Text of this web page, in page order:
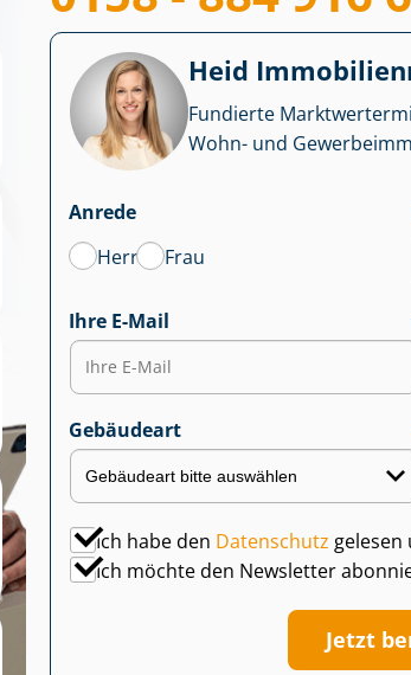
Heid
Fundierte
Wohn- und
Anrede
Herr
Frau
Ihre E-Mail
Gebäudeart
Ich habe den Datenschutz gelesen
Ich möchte den Newsletter
Jetzt